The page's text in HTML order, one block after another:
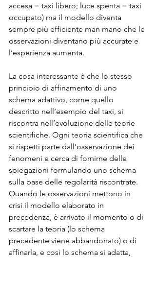
accesa = taxi libero; luce spenta = taxi
occupato) ma il modello diventa
sempre più efficiente man mano che le
osservazioni diventano più accurate e
l’esperienza aumenta.
La cosa interessante è che lo stesso
principio di affinamento di uno
schema adattivo, come quello
descritto nell’esempio del taxi, si
riscontra nell’evoluzione delle teorie
scientifiche. Ogni teoria scientifica che
si rispetti parte dall’osservazione dei
fenomeni e cerca di fornirne delle
spiegazioni formulando uno schema
sulla base delle regolarità riscontrate.
Quando le osservazioni mettono in
crisi il modello elaborato in
precedenza, è arrivato il momento o di
scartare la teoria (lo schema
precedente viene abbandonato) o di
affinarla, e così lo schema si adatta,